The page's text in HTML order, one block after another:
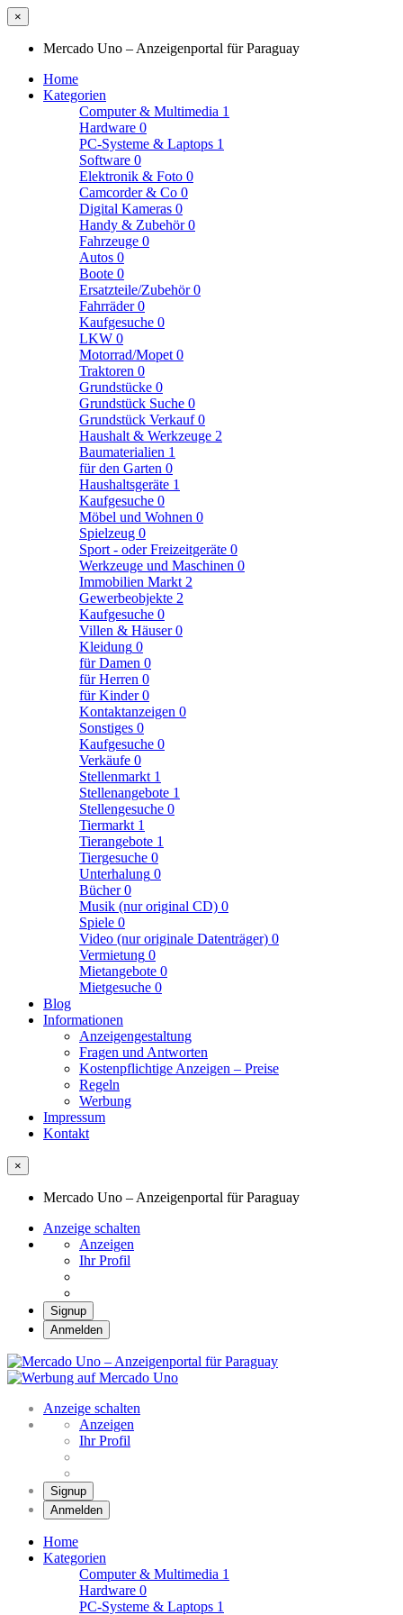
×
Mercado Uno – Anzeigenportal für Paraguay
Home
Kategorien
Computer & Multimedia 1
Hardware 0
PC-Systeme & Laptops 1
Software 0
Elektronik & Foto 0
Camcorder & Co 0
Digital Kameras 0
Handy & Zubehör0
Fahrzeuge 0
Autos 0
Boote 0
Ersatzteile/Zubehör0
Fahrräder0
Kaufgesuche 0
LKW 0
Motorrad/Mopet 0
Traktoren 0
Grundstücke 0
Grundstück Suche 0
Grundstück Verkauf0
Haushalt & Werkzeuge 2
Baumaterialien 1
für den Garten 0
Haushaltsgeräte 1
Kaufgesuche 0
Möbel und Wohnen 0
Spielzeug 0
Sport - oder Freizeitgeräte 0
Werkzeuge und Maschinen 0
Immobilien Markt 2
Gewerbeobjekte 2
Kaufgesuche 0
Villen & Häuser0
Kleidung 0
für Damen 0
für Herren 0
für Kinder0
Kontaktanzeigen 0
Sonstiges 0
Kaufgesuche 0
Verkäufe 0
Stellenmarkt 1
Stellenangebote 1
Stellengesuche 0
Tiermarkt 1
Tierangebote 1
Tiergesuche 0
Unterhalung 0
Bücher0
Musik (nur original CD) 0
Spiele 0
Video (nur originale Datenträger) 0
Vermietung 0
Mietangebote 0
Mietgesuche 0
Blog
Informationen
Anzeigengestaltung
Fragen und Antworten
Kostenpflichtige Anzeigen – Preise
Regeln
Werbung
Impressum
Kontakt
×
Mercado Uno – Anzeigenportal für Paraguay
Anzeige schalten
Anzeigen
Ihr Profil
Signup
Anmelden
Anzeige schalten
Anzeigen
Ihr Profil
Signup
Anmelden
Home
Kategorien
Computer & Multimedia 1
Hardware 0
PC-Systeme & Laptops 1